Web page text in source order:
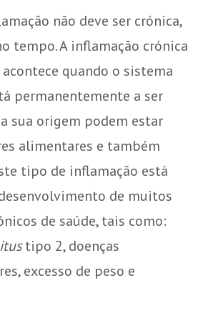
não deve ser crónica,
tempo. A inflamação crónica
quando o sistema
permanentemente a ser
sua origem podem estar
alimentares e também
tipo de inflamação está
de muitos
de saúde, tais como:
tipo 2, doenças
excesso de peso e